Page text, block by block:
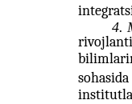
4.